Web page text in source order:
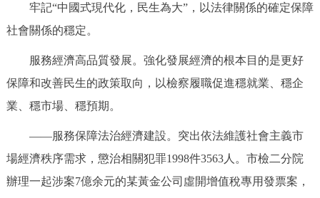
牢記“中國式現代化，民生為大”，以法律關係的確定保障
社會關係的穩定。
服務經濟高品質發展。強化發展經濟的根本目的是更好
保障和改善民生的政策取向，以檢察履職促進穩就業、穩企
業、穩市場、穩預期。
——服務保障法治經濟建設。突出依法維護社會主義市
場經濟秩序需求，懲治相關犯罪1998件3563人。市檢二分院
辦理一起涉案7億余元的某黃金公司虛開增值稅專用發票案，